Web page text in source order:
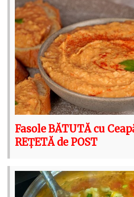
Fasole BĂTUTĂ cu
REȚETĂ de POST